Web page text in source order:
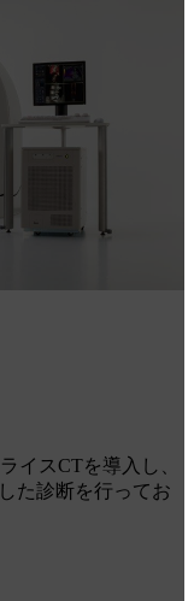
イスCTを導入し、
た診断を行ってお